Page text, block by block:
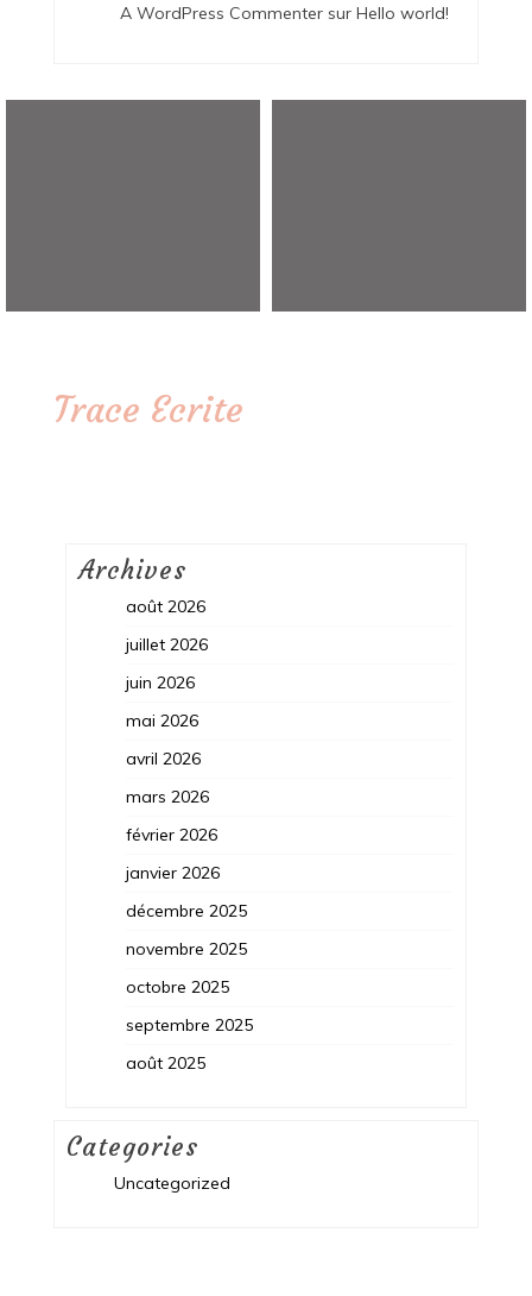
A WordPress Commentersur Hello world!
Trace Ecrite
Archives
août 2026
juillet 2026
juin 2026
mai 2026
avril 2026
mars 2026
février 2026
janvier 2026
décembre 2025
novembre 2025
octobre 2025
septembre 2025
août 2025
Categories
Uncategorized